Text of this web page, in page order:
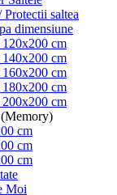
Protectii saltea
dimensiune
120x200 cm
140x200 cm
160x200 cm
180x200 cm
200x200 cm
cm
cm
cm
Moi